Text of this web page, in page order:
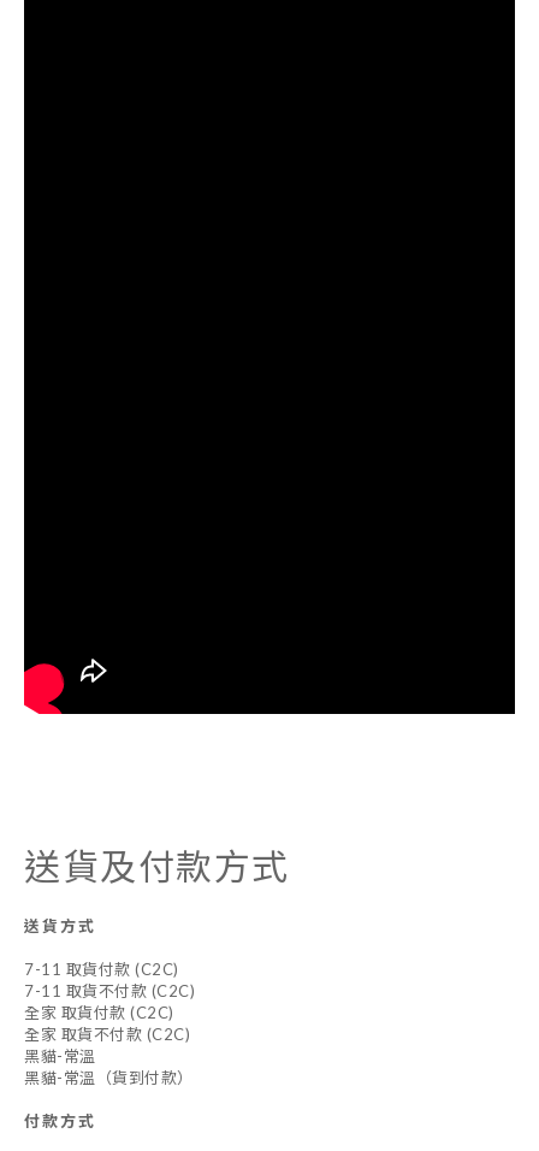
送貨及付款方式
送貨方式
7-11 取貨付款 (C2C)
7-11 取貨不付款 (C2C)
全家 取貨付款 (C2C)
全家 取貨不付款 (C2C)
黑貓-常溫
黑貓-常溫（貨到付款）
付款方式